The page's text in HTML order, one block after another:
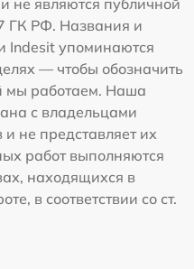
ГК РФ. Названия и
Indesit упоминаются
— чтобы обозначить
мы работаем. Наша
с владельцами
не представляет их
работ выполняются
находящихся в
в соответствии со ст.